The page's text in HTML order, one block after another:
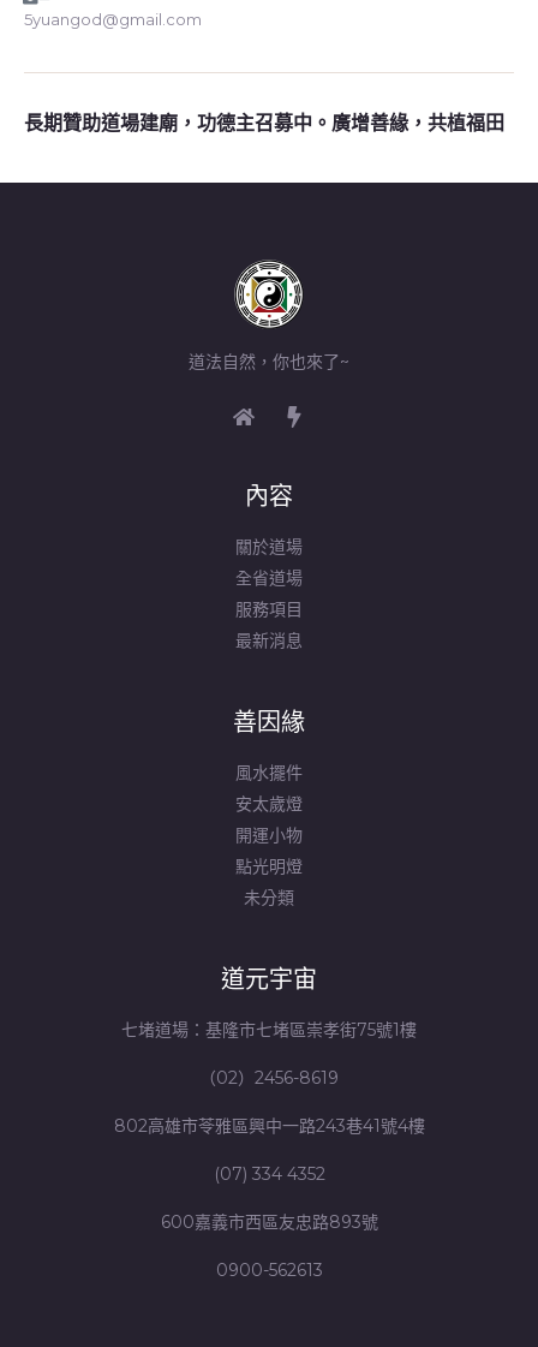
訊
5yuangod@gmail.com
長期贊助道場建廟，功德主召募中。廣增善緣，共植福田
道法自然，你也來了~
內容
關於道場
全省道場
服務項目
最新消息
善因緣
風水擺件
安太歲燈
開運小物
點光明燈
未分類
道元宇宙
七堵道場：基隆市七堵區崇孝街75號1樓
（02）2456-8619
802高雄市苓雅區興中一路243巷41號4樓
(07) 334 4352
600嘉義市西區友忠路893號
0900-562613